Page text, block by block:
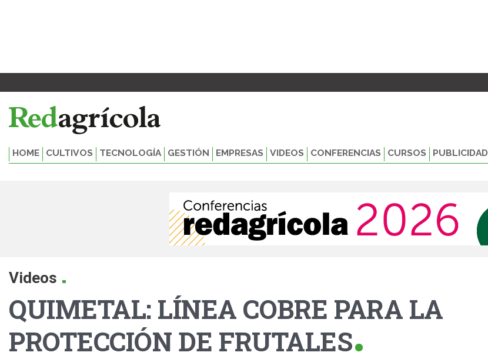
HOME CULTIVOS TECNOLOGÍA GESTIÓN EMPRESAS VIDEOS CONFERENCIAS CURSOS PUBLICIDAD
Videos .
QUIMETAL: LÍNEA COBRE PARA LA
PROTECCIÓN DE FRUTALES